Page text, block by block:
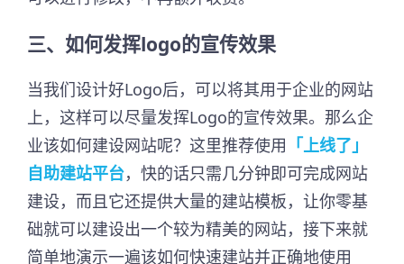
三、如何发挥logo的宣传效果
当我们设计好Logo后，可以将其用于企业的网站
上，这样可以尽量发挥Logo的宣传效果。那么企
业该如何建设网站呢？这里推荐使用 「上线了」
自助建站平台，快的话只需几分钟即可完成网站
建设，而且它还提供大量的建站模板，让你零基
础就可以建设出一个较为精美的网站，接下来就
简单地演示一遍该如何快速建站并正确地使用